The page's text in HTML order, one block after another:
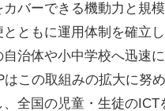
バーできる機動力と規
ともに運用体制を確立
治体や小中学校へ迅速
この取組みの拡大に努
全国の児童・生徒のICT